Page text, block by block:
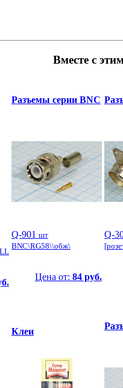
Вместе с
Разъемы серии BNC
Q-901 шт
BNC\RG58\\обж\
Цена от: 84 руб.
Q-
Клеи